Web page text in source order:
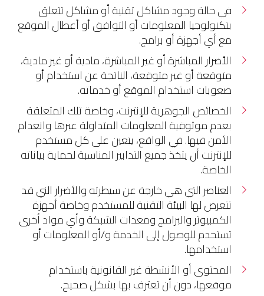
في حالة وجود مشاكل تقنية أو مشاكل تتعلق
بتكنولوجيا المعلومات أو التوافق أو أعطال الموقع
مع أي أجهزة أو برامج.
الأضرار المباشرة أو غير المباشرة، مادية أو غير مادية،
متوقعة أو غير متوقعة، الناتجة عن استخدام أو
صعوبات استخدام الموقع أو خدماته.
الخصائص الجوهرية للإنترنت، وخاصة تلك المتعلقة
بعدم موثوقية المعلومات المتداولة عبرها وانعدام
الأمن فيها. في الواقع، يتعين على كل مستخدم
للإنترنت أن يتخذ جميع التدابير المناسبة لحماية بياناته
الخاصة.
العناصر التي هي خارجة عن سيطرته والأضرار التي قد
تتعرض لها البيئة التقنية للمستخدم وخاصة أجهزة
الكمبيوتر والبرامج ومعدات الشبكة وأي مواد أخرى
تستخدم للوصول إلى الخدمة و/أو المعلومات أو
استخدامها.
المحتوى أو الأنشطة غير القانونية باستخدام
موقعها، دون أن تعترف بها بشكل صحيح.